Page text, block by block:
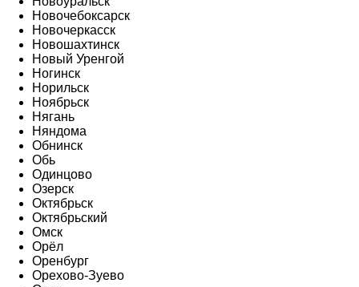
Новочебоксарск
Новочеркасск
Новошахтинск
Новый Уренгой
Ногинск
Норильск
Ноябрьск
Нягань
Няндома
Обнинск
Обь
Одинцово
Озерск
Октябрьск
Октябрьский
Омск
Орёл
Оренбург
Орехово-Зуево